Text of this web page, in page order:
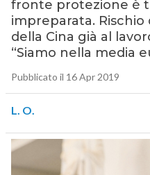
fronte protezione è
impreparata. Rischio
della Cina già al
“Siamo nella media
Pubblicato il 16 Apr 2019
L. O.